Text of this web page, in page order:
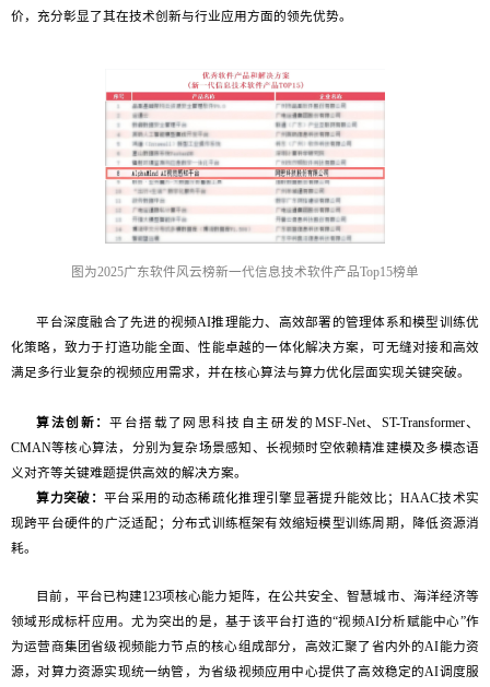
价，充分彰显了其在技术创新与行业应用方面的领先优势。
图为2025广东软件风云榜新一代信息技术软件产品Top15榜单
平台深度融合了先进的视频AI推理能力、高效部署的管理体系和模型训练优
化策略，致力于打造功能全面、性能卓越的一体化解决方案，可无缝对接和高效
满足多行业复杂的视频应用需求，并在核心算法与算力优化层面实现关键突破。
算法创新：平台搭载了网思科技自主研发的MSF-Net、ST-Transformer、
CMAN等核心算法，分别为复杂场景感知、长视频时空依赖精准建模及多模态语
义对齐等关键难题提供高效的解决方案。
算力突破：平台采用的动态稀疏化推理引擎显著提升能效比；HAAC技术实
现跨平台硬件的广泛适配；分布式训练框架有效缩短模型训练周期，降低资源消
耗。
目前，平台已构建123项核心能力矩阵，在公共安全、智慧城市、海洋经济等
领域形成标杆应用。尤为突出的是，基于该平台打造的“视频AI分析赋能中心”作
为运营商集团省级视频能力节点的核心组成部分，高效汇聚了省内外的AI能力资
源，对算力资源实现统一纳管，为省级视频应用中心提供了高效稳定的AI调度服